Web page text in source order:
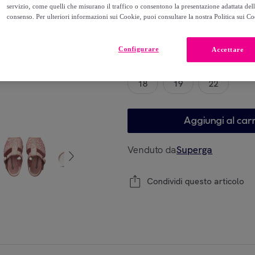
Modello
18 19 22
Aggiungi al
Venduto daSuperga
Condividi questo articolo
servizio, come quelli che misurano il traffico o consentono la presentazione adattata
consenso. Per ulteriori informazioni sui Cookie, puoi consultare la nostra Politica sui
Accettare
Configurare